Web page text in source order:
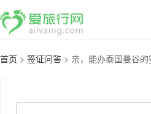
首页 > 签证问答 > 亲，能办泰国曼谷